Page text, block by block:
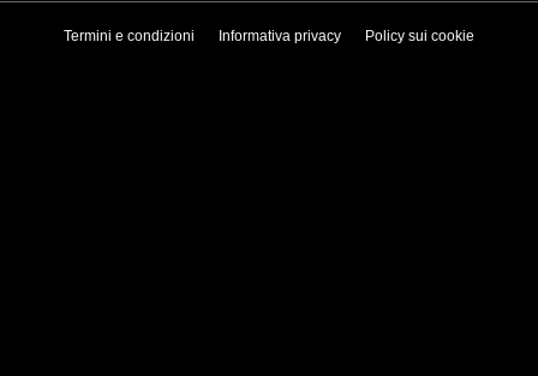
Termini e condizioni Informativa privacy Policy sui cookie